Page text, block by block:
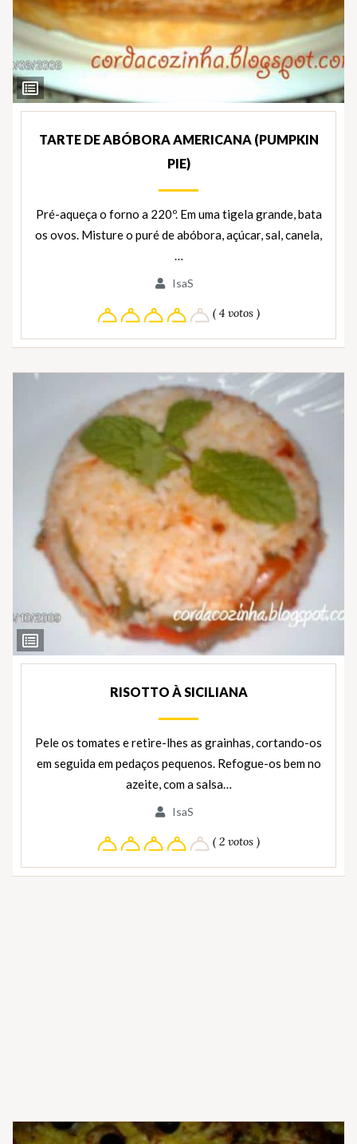
Ver
Ingredientes
TARTE DE ABÓBORA AMERICANA (PUMPKIN
PIE)
Pré-aqueça o forno a 220º. Em uma tigela grande, bata
os ovos. Misture o puré de abóbora, açúcar, sal, canela,
…
IsaS
( 4 votos )
Ver
Ingredientes
RISOTTO À SICILIANA
Pele os tomates e retire-lhes as grainhas, cortando-os
em seguida em pedaços pequenos. Refogue-os bem no
azeite, com a salsa…
IsaS
( 2 votos )